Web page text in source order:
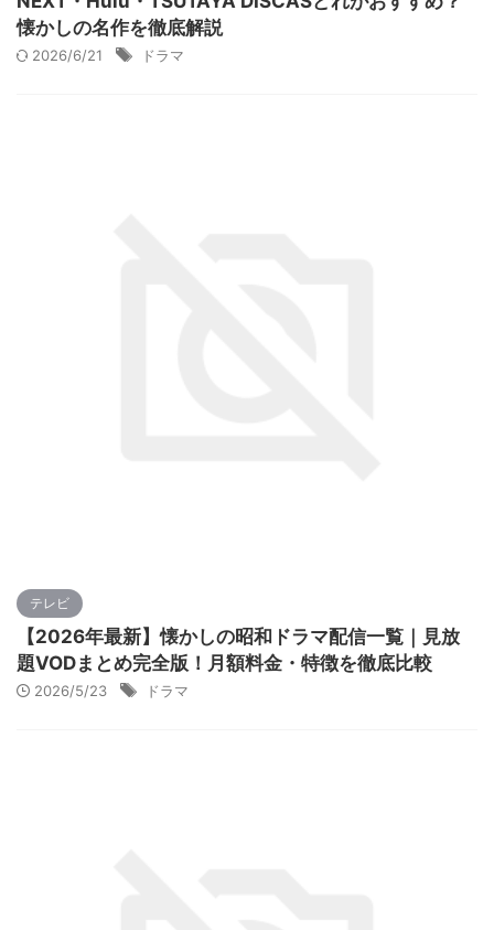
懐かしの名作を徹底解説
2026/6/21 ドラマ
テレビ
【2026年最新】懐かしの昭和ドラマ配信一覧｜見放
題VODまとめ完全版！月額料金・特徴を徹底比較
2026/5/23 ドラマ